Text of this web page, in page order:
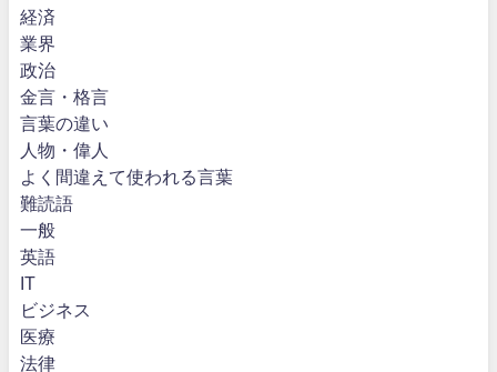
経済
業界
政治
金言・格言
言葉の違い
人物・偉人
よく間違えて使われる言葉
難読語
一般
英語
IT
ビジネス
医療
法律